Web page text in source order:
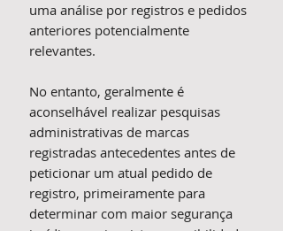
uma análise por registros e pedidos
anteriores potencialmente
relevantes.
No entanto, geralmente é
aconselhável realizar pesquisas
administrativas de marcas
registradas antecedentes antes de
peticionar um atual pedido de
registro, primeiramente para
determinar com maior segurança